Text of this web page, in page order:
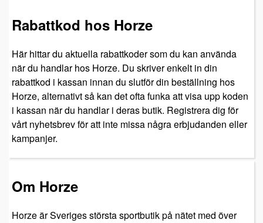
Rabattkod hos Horze
Här hittar du aktuella rabattkoder som du kan använda
när du handlar hos Horze. Du skriver enkelt in din
rabattkod i kassan innan du slutför din beställning hos
Horze, alternativt så kan det ofta funka att visa upp koden
i kassan när du handlar i deras butik. Registrera dig för
vårt nyhetsbrev för att inte missa några erbjudanden eller
kampanjer.
Om Horze
Horze är Sveriges största sportbutik på nätet med över